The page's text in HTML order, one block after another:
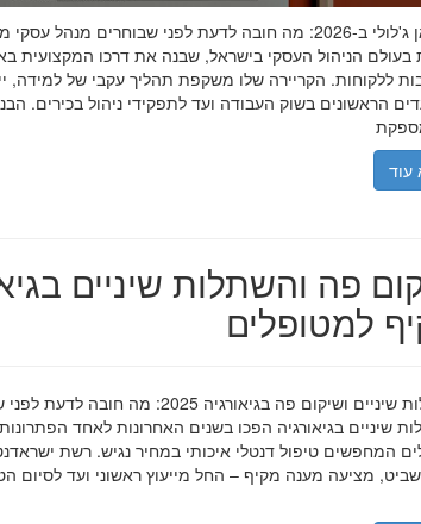
חמדאן ג'לולי ב-2026: מה חובה לדעת לפני שבוחרים
בעולם הניהול העסקי בישראל, שבנה את דרכו המקצועית
ללקוחות. הקריירה שלו משקפת תהליך עקבי של למידה,
הראשונים בשוק העבודה ועד לתפקידי ניהול בכירים.
עוד
פה והשתלות שיניים
למטופלים
השתלות שיניים ושיקום פה בגיאורגיה
שיניים בגיאורגיה הפכו בשנים האחרונות לאחד
המחפשים טיפול דנטלי איכותי במחיר נגיש. רשת
מציעה מענה מקיף – החל מייעוץ ראשוני ועד לסיום